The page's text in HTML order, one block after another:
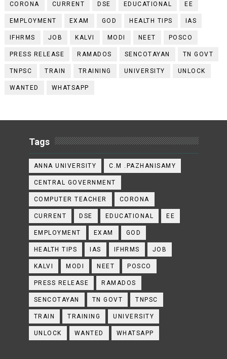
CORONA CURRENT DSE EDUCATIONAL EE
EMPLOYMENT EXAM GOD HEALTH TIPS IAS
IFHRMS JOB KALVI MODI NEET POSCO
PRESS RELEASE RAMADOS SENCOTAYAN TN GOVT
TNPSC TRAIN TRAINING UNIVERSITY UNLOCK
WANTED WHATSAPP
Tags
ANNA UNIVERSITY C.M .PAZHANISAMY
CENTRAL GOVERNMENT
COMPUTER TEACHER CORONA
CURRENT DSE EDUCATIONAL EE
EMPLOYMENT EXAM GOD
HEALTH TIPS IAS IFHRMS JOB
KALVI MODI NEET POSCO
PRESS RELEASE RAMADOS
SENCOTAYAN TN GOVT TNPSC
TRAIN TRAINING UNIVERSITY
UNLOCK WANTED WHATSAPP